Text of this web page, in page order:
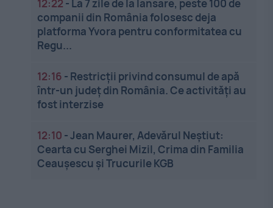
12:22 - La 7 zile de la lansare, peste 100 de
companii din România folosesc deja
platforma Yvora pentru conformitatea cu
Regu...
12:16 - Restricții privind consumul de apă
într-un județ din România. Ce activități au
fost interzise
12:10 -Jean Maurer, Adevărul Neștiut:
Cearta cu Serghei Mizil, Crima din Familia
Ceaușescu și Trucurile KGB